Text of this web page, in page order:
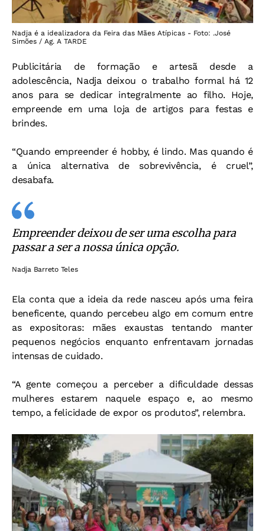
Nadja é a idealizadora da Feira das Mães Atípicas - Foto: .José
Simões / Ag. A TARDE
Publicitária de formação e artesã desde a
adolescência, Nadja deixou o trabalho formal há 12
anos para se dedicar integralmente ao filho. Hoje,
empreende em uma loja de artigos para festas e
brindes.
“Quando empreender é hobby, é lindo. Mas quando é
a única alternativa de sobrevivência, é cruel”,
desabafa.
Empreender deixou de ser uma escolha para
passar a ser a nossa única opção.
Nadja Barreto Teles
Ela conta que a ideia da rede nasceu após uma feira
beneficente, quando percebeu algo em comum entre
as expositoras: mães exaustas tentando manter
pequenos negócios enquanto enfrentavam jornadas
intensas de cuidado.
“A gente começou a perceber a dificuldade dessas
mulheres estarem naquele espaço e, ao mesmo
tempo, a felicidade de expor os produtos”, relembra.